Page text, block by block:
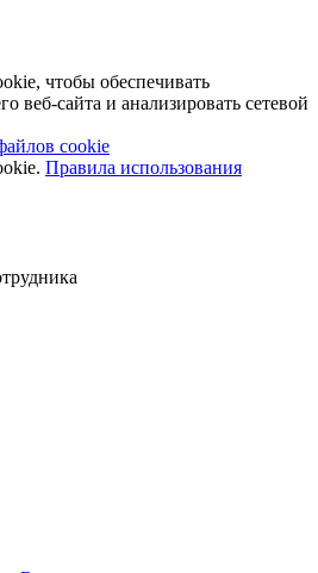
чтобы обеспечивать
веб-сайта и анализировать сетевой
cookie
Правила использования